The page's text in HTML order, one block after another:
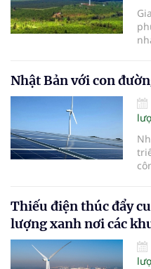
Nhật Bản với con
Thiếu điện thúc đẩy
lượng xanh nơi các